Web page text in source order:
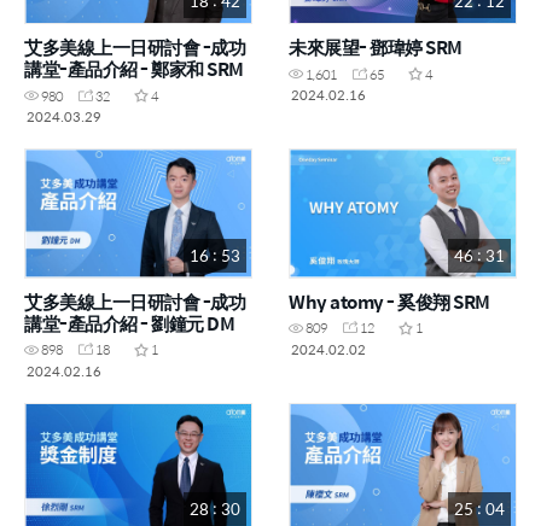
艾多美線上一日研討會 -成功
講堂-產品介紹 - 鄭家和 SRM
980 32
4
2024.03.29
未來展望- 鄧瑋婷 SRM
1,601 65
4
2024.02.16
16 : 53
艾多美線上一日研討會 -成功
講堂-產品介紹 - 劉鐘元 DM
898 18
1
2024.02.16
46 : 31
Why atomy - 奚俊翔 SRM
809 12
1
2024.02.02
28 : 30 25 : 04